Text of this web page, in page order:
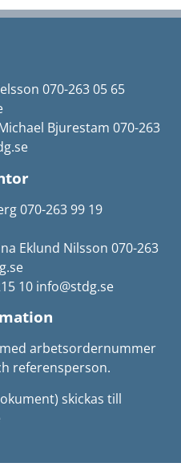
070-263 05 65
Bjurestam 070-263
070-263 99 19
Eklund Nilsson 070-263
10 info@stdg.se
arbetsordernummer
referensperson.
skickas till